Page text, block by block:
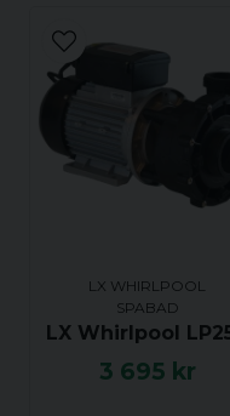
LX WHIRLPOOL
SPABAD
LX Whirlpool
3 695 kr